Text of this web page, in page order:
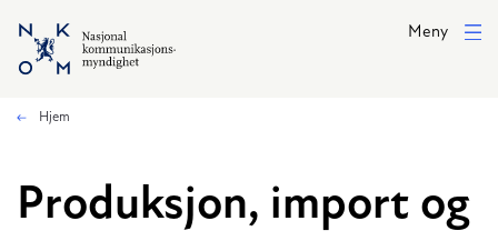
Hopp til hovedinnhold
Meny
Hjem
Produksjon, import og